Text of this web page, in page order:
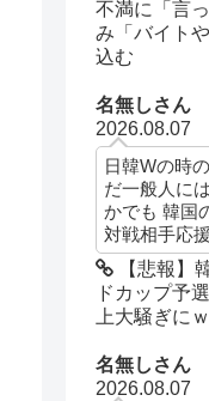
不満に「言
み「バイト
込む
名無しさん
2026.08.07
日韓Wの時
だ一般人に
かでも 韓国
対戦相手応
【悲報】
ドカップ予
上大騒ぎに
名無しさん
2026.08.07